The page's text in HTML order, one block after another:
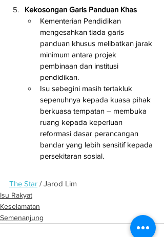
Kekosongan Garis Panduan Khas
Kementerian Pendidikan
mengesahkan tiada garis
panduan khusus melibatkan jarak
minimum antara projek
pembinaan dan institusi
pendidikan.
Isu sebegini masih tertakluk
sepenuhnya kepada kuasa pihak
berkuasa tempatan – membuka
ruang kepada keperluan
reformasi dasar perancangan
bandar yang lebih sensitif kepada
persekitaran sosial.
The Star / Jarod Lim
Isu Rakyat
Keselamatan
Semenanjung